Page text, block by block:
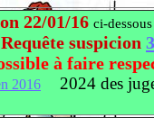
22/01/16 ci-
Requête suspicion
à faire
2016
2024 des